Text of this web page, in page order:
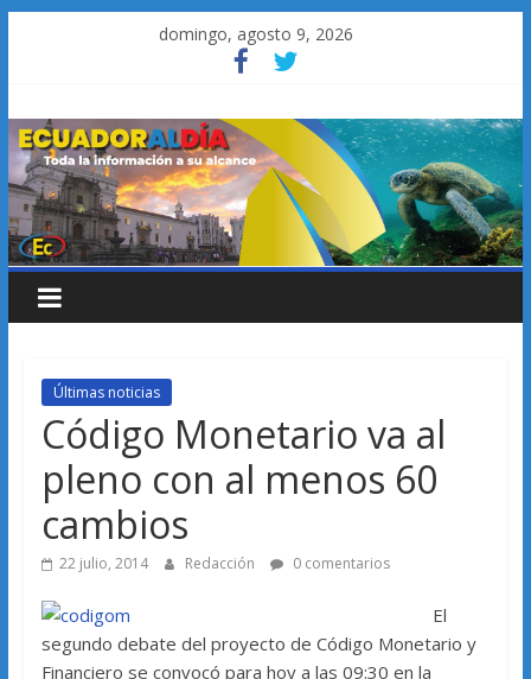
domingo, agosto 9, 2026
Últimas noticias
Código Monetario va al
pleno con al menos 60
cambios
22 julio, 2014 Redacción 0 comentarios
El
segundo debate del proyecto de Código Monetario y
Financiero se convocó para hoy a las 09:30 en la